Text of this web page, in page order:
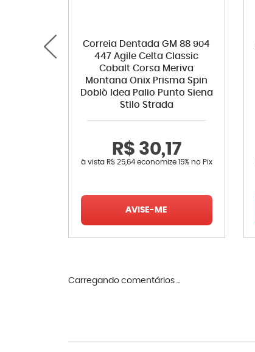
Correia Dentada GM 88 904
447 Agile Celta Classic
Cobalt Corsa Meriva
Montana Onix Prisma Spin
Doblò Idea Palio Punto Siena
Stilo Strada
R$ 30,17
à vista R$ 25,64economize 15% no Pix
AVISE-ME
Carregando comentários ...